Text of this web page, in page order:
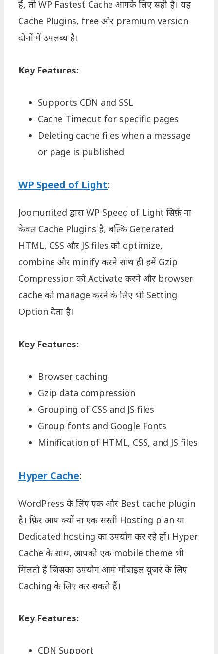
हैं, तो WP Fastest Cache आपके लिए सही है। यह
Cache Plugins, free और premium version
दोनों में उपलब्ध है।
Key Features:
Supports CDN and SSL
Cache Timeout for specific pages
Deleting cache files when a message
or page is published
WP Speed of Light:
Joomunited द्वारा WP Speed of Light सिर्फ़ ना
केवल Cache Plugins है, बल्कि Generated
HTML, CSS और JS files को optimize,
combine और minify करने साथ ही हमें Gzip
Compression को Activate करने और browser
cache को manage करने के लिए भी Setting
Option देता है।
Key Features:
Browser caching
Gzip data compression
Grouping of CSS and JS files
Group fonts and Google Fonts
Minification of HTML, CSS, and JS files
Hyper Cache:
WordPress के लिए एक और Best cache plugin
है। फ़िर आप क्यों ना एक सस्ती Hosting plan या
Dedicated hosting का उपयोग कर रहे हों। Hyper
Cache के साथ, आपको एक mobile theme भी
मिलती है जिसका उपयोग आप मोबाइल यूजर के लिए
Caching के लिए कर सकते हैं।
Key Features:
CDN Support